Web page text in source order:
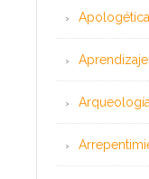
Arqueología